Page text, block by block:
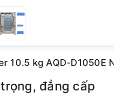
10.5 kg AQD-D1050E
đẳng cấp